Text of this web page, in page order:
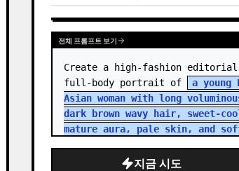
전체 프롬프트 보기
Create a high-fashion editorial
full-body portrait of
a young
Asian woman with long
dark brown wavy hair, sweet-
mature aura, pale skin, and
in an aband… 지금 시도